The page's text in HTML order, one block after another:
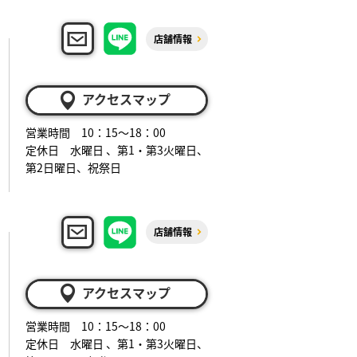
店舗情報
アクセスマップ
営業時間 10：15～18：00
定休日 水曜日 、第1・第3火曜日、
第2日曜日、祝祭日
店舗情報
アクセスマップ
営業時間 10：15～18：00
定休日 水曜日 、第1・第3火曜日、